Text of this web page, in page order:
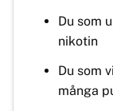
Du som
nikotin
Du som
många